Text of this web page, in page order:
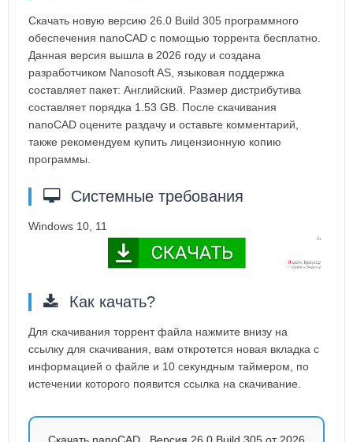
Скачать новую версию 26.0 Build 305 программного
обеспечения nanoCAD с помощью торрента бесплатно.
Данная версия вышла в 2026 году и создана
разработчиком Nanosoft AS, языковая поддержка
составляет пакет: Английский. Размер дистрибутива
составляет порядка 1.53 GB. После скачивания
nanoCAD оцените раздачу и оставьте комментарий,
также рекомендуем купить лицензионную копию
программы.
Системные требования
Windows 10, 11
Как качать?
Для скачивания торрент файла нажмите внизу на
ссылку для скачивания, вам откротется новая вкладка с
информацией о файле и 10 секундным таймером, по
истечении которого появится ссылка на скачивание.